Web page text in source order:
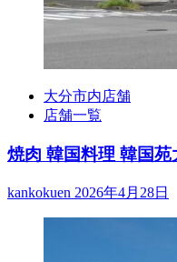
大分市内店舗
店舗一覧
焼肉 韓国料理 韓国苑
kankokuen 2026年4月28日